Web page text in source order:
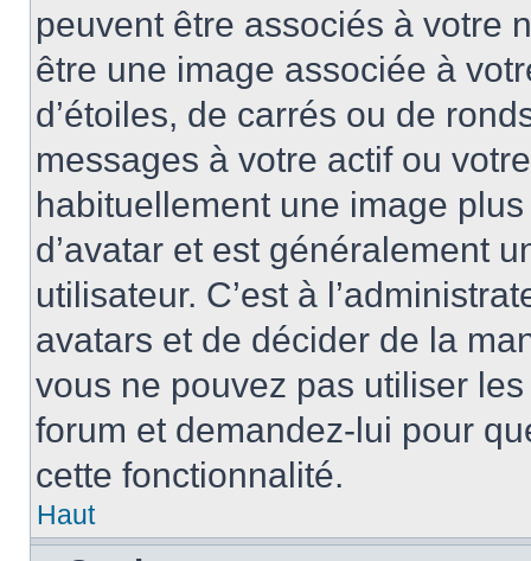
peuvent être associés à votre
être une image associée à
d’étoiles, de carrés ou de
messages à votre actif ou
habituellement une image
d’avatar et est généralement
utilisateur. C’est à
avatars et de décider de la
vous ne pouvez pas utiliser
forum et demandez-lui pour
cette fonctionnalité.
Haut